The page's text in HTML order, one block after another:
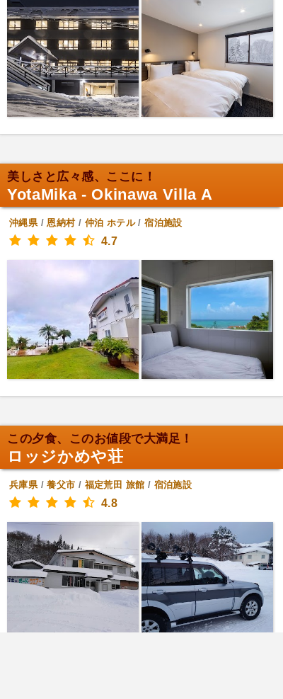
美しさと広々感、ここに！
YotaMika - Okinawa Villa A
沖縄県/恩納村/ 仲泊 ホテル/宿泊施設
4.7
この夕食、このお値段で大満足！
ロッジかめや荘
兵庫県/養父市 / 福定荒田 旅館 / 宿泊施設
4.8